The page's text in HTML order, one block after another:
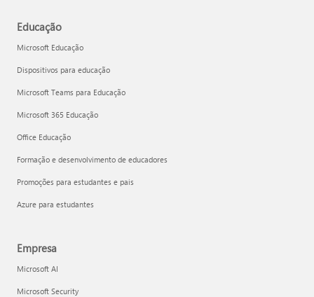
Educação
Microsoft Educação
Dispositivos para educação
Microsoft Teams para Educação
Microsoft 365 Educação
Office Educação
Formação e desenvolvimento de educadores
Promoções para estudantes e pais
Azure para estudantes
Empresa
Microsoft AI
Microsoft Security